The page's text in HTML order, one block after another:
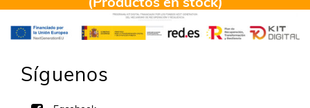
Síguenos